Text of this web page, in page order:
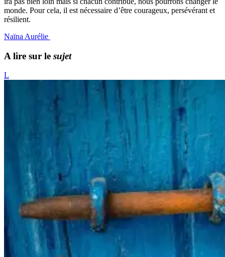
monde. Pour cela, il est nécessaire d’être courageux, persévérant et
résilient.
Naïna Aurélie
A lire sur le sujet
L